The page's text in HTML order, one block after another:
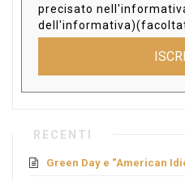
precisato
RECENTI
Green Day e “American